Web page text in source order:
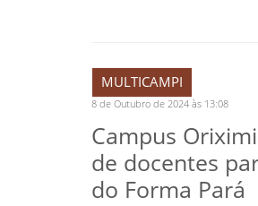
MULTICAMPI
8 de Outubro de 2024 às 13:08
Campus
de docentes
do Forma Pará